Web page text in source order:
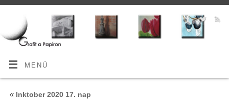
MENÜ
«Inktober 2020 17. nap